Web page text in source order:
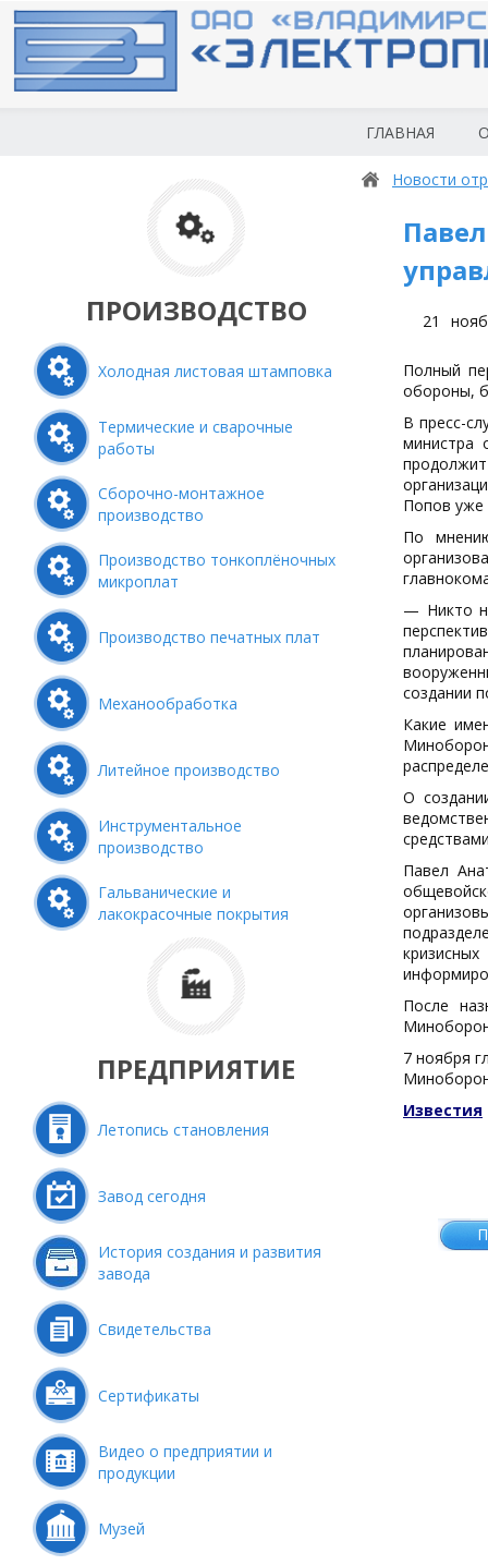
ГЛАВНАЯ
ПРОИЗВОДСТВО
Холодная листовая штамповка
Термические и сварочные
работы
Сборочно-монтажное
производство
Производство тонкоплёночных
микроплат
Производство печатных плат
Механообработка
Литейное производство
Инструментальное
производство
Гальванические и
лакокрасочные покрытия
ПРЕДПРИЯТИЕ
Летопись становления
Завод сегодня
История создания и развития
завода
Свидетельства
Сертификаты
Видео о предприятии и
продукции
Музей
Новости
21
Полный
обороны,
В пресс-
министра
Попов уже
По
— Никто
создании
Какие
О
Павел
После
7 ноября
Известия